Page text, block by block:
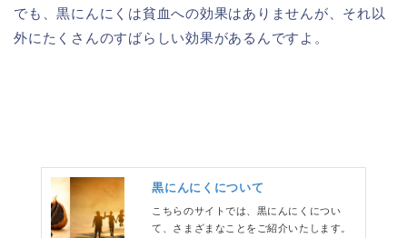
でも、黒にんにくは貧血への効果はありませんが、それ以
外にたくさんのすばらしい効果があるんですよ。
黒にんにくについて
こちらのサイトでは、黒にんにくについ
て、さまざまなことをご紹介いたします。